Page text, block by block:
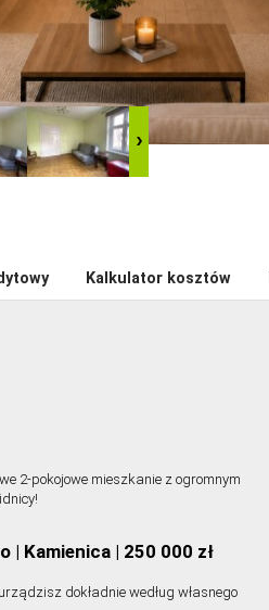
Kalkulator kosztów
2-pokojowe mieszkanie z ogromnym
| Kamienica | 250 000 zł
dokładnie według własnego